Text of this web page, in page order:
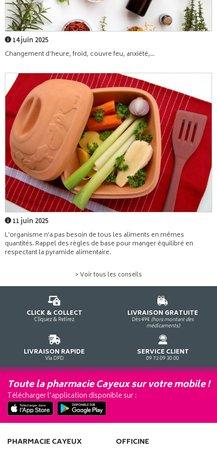
14 juin 2025
Changement d’heure, froid, couvre feu, anxiété,...
11 juin 2025
L'organisme n'a pas besoin de tous les aliments en mêmes
quantités. Rappel des règles de base pour manger équilibré en
respectant la pyramide alimentaire.
> Voir tous les conseils
CLICK & COLLECT
Cliquez & Retirez
LIVRAISON GRATUITE
Dès 49€ (hors montant des
médicaments)
LIVRAISON RAPIDE
Via DPD
SERVICE CLIENT
09 72 09 30 00
Toute la pharmacie Cayeux sur votre mobile !
Télécharger l’application disponible sur :
PHARMACIE CAYEUX OFFICINE